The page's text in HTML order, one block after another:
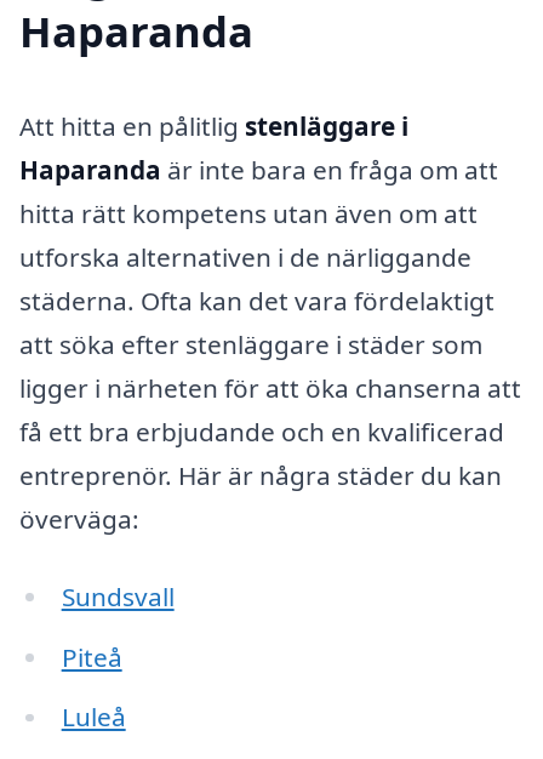
Haparanda
Att hitta en pålitlig stenläggare i
Haparanda är inte bara en fråga om att
hitta rätt kompetens utan även om att
utforska alternativen i de närliggande
städerna. Ofta kan det vara fördelaktigt
att söka efter stenläggare i städer som
ligger i närheten för att öka chanserna att
få ett bra erbjudande och en kvalificerad
entreprenör. Här är några städer du kan
överväga:
Sundsvall
Piteå
Luleå